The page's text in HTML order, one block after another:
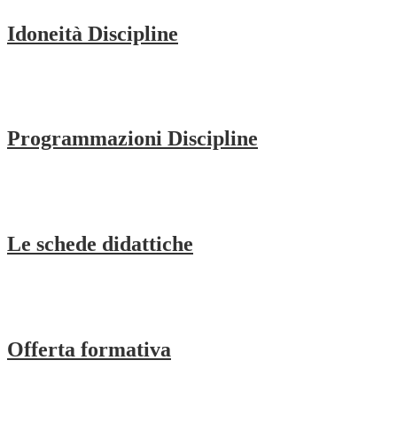
Idoneità Discipline
Programmazioni Discipline
Le schede didattiche
Offerta formativa